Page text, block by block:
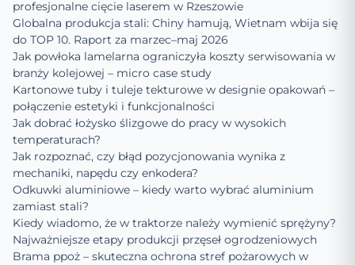
profesjonalne cięcie laserem w Rzeszowie
Globalna produkcja stali: Chiny hamują, Wietnam wbija się
do TOP 10. Raport za marzec–maj 2026
Jak powłoka lamelarna ograniczyła koszty serwisowania w
branży kolejowej – micro case study
Kartonowe tuby i tuleje tekturowe w designie opakowań –
połączenie estetyki i funkcjonalności
Jak dobrać łożysko ślizgowe do pracy w wysokich
temperaturach?
Jak rozpoznać, czy błąd pozycjonowania wynika z
mechaniki, napędu czy enkodera?
Odkuwki aluminiowe – kiedy warto wybrać aluminium
zamiast stali?
Kiedy wiadomo, że w traktorze należy wymienić sprężyny?
Najważniejsze etapy produkcji przęseł ogrodzeniowych
Brama ppoż – skuteczna ochrona stref pożarowych w